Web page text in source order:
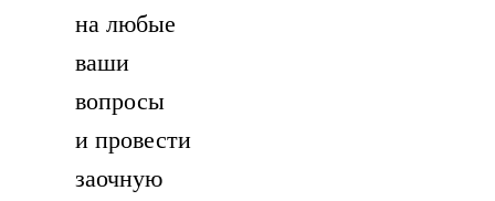
на любые
ваши
вопросы
и провести
заочную